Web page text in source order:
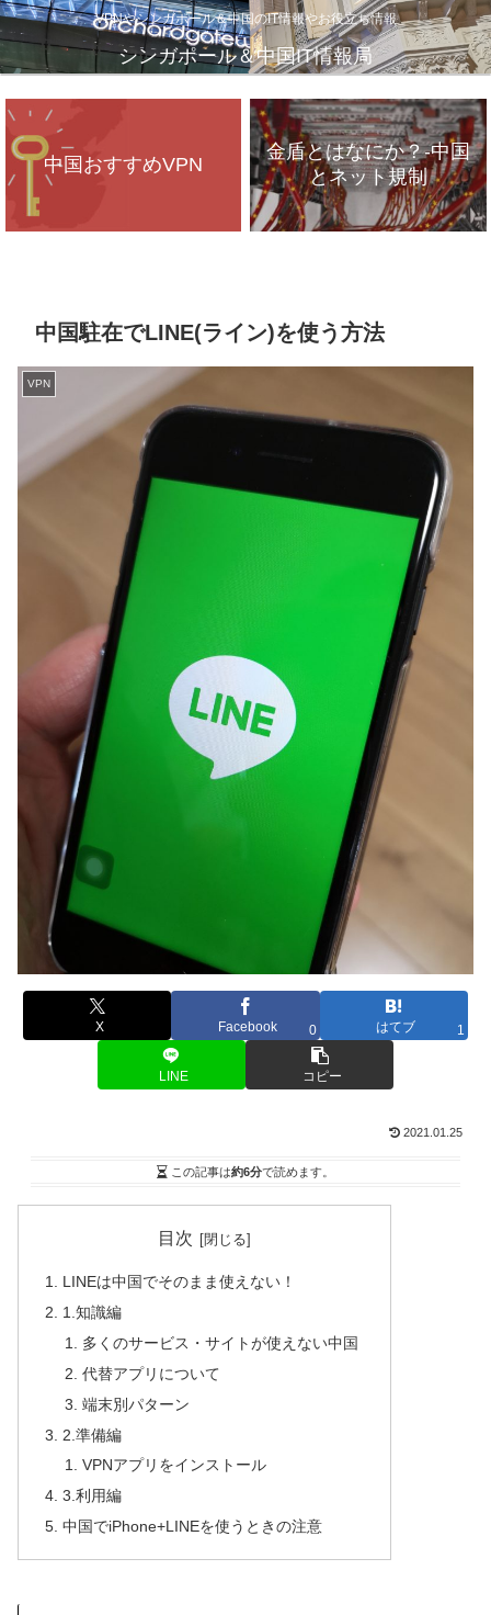
VPNやシンガポール＆中国のIT情報やお役立ち情報
シンガポール＆中国IT情報局
中国おすすめVPN
金盾とはなにか？-中国
とネット規制
中国駐在でLINE(ライン)を使う方法
VPN
X Facebook 0 はてブ 1
LINE コピー
2021.01.25
この記事は約6分で読めます。
目次
LINEは中国でそのまま使えない！
1.知識編
多くのサービス・サイトが使えない中国
代替アプリについて
端末別パターン
2.準備編
VPNアプリをインストール
3.利用編
中国でiPhone+LINEを使うときの注意